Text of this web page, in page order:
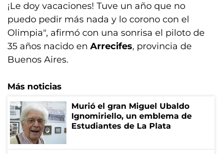
¡Le doy vacaciones! Tuve un año que no
puedo pedir más nada y lo corono con el
Olimpia", afirmó con una sonrisa el piloto de
35 años nacido en Arrecifes, provincia de
Buenos Aires.
Más noticias
Murió el gran Miguel Ubaldo
Ignomiriello, un emblema de
Estudiantes de La Plata